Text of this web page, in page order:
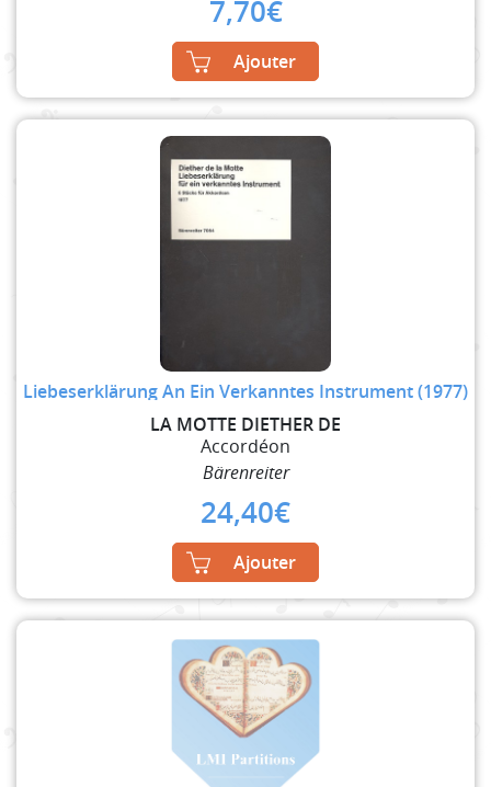
7,70€
Ajouter
Liebeserklärung An Ein Verkanntes Instrument (1977)
LA MOTTE DIETHER DE
Accordéon
Bärenreiter
24,40€
Ajouter